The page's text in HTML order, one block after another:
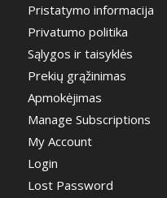
Pristatymo informacija
Privatumo politika
Sąlygos ir taisyklės
Prekių grąžinimas
Apmokėjimas
Manage Subscriptions
My Account
Login
Lost Password